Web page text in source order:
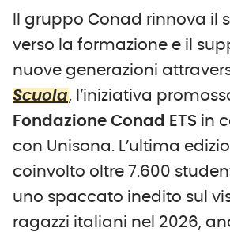
Il gruppo Conad rinnova il
verso la formazione e il
nuove generazioni
Scuola, l’iniziativa
Fondazione Conad ETS in
con Unisona. L’ultima
coinvolto oltre 7.600
uno spaccato inedito sul
ragazzi italiani nel 2026,